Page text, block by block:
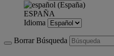
ESPAÑA
Idioma
Borrar Búsqueda